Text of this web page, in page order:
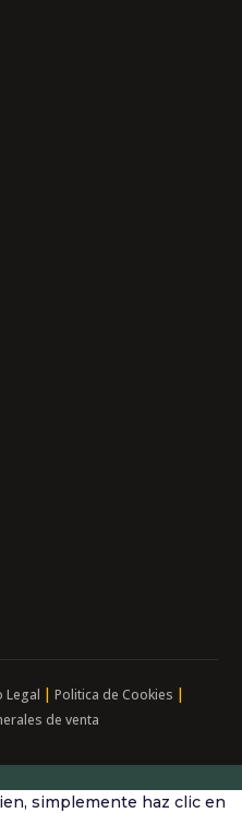
Legal | Politica de Cookies |
de venta
simplemente haz clic en